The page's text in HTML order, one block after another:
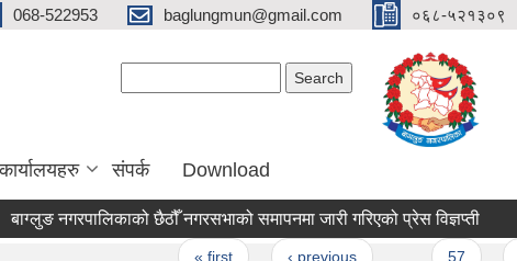
068-522953 baglungmun@gmail.com ०६८-५२१३०९
संपर्क Download
नगरपालिकाको छैठौँ नगरसभाको समापनमा जारी गरिएको प्रेस विज्ञप्ती
« first ‹ previous